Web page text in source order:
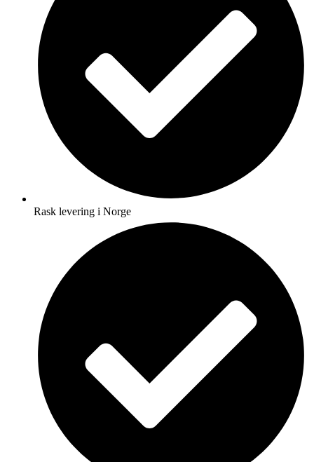
Rask levering i Norge